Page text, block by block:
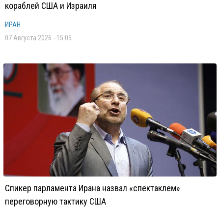
кораблей США и Израиля
ИРАН
07 Августа 2026 - 15:05
Спикер парламента Ирана назвал «спектаклем»
переговорную тактику США